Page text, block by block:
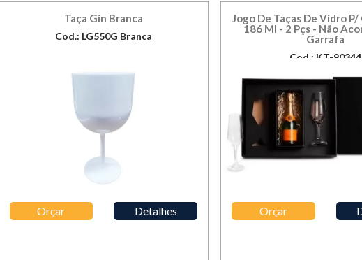
Taça Gin Branca
Cod.: LG550G Branca
Orçar Detalhes
Jogo De Taças De Vidro P/
186 Ml - 2 Pçs - Não
Garrafa
Cod.: KT-90344
Orçar